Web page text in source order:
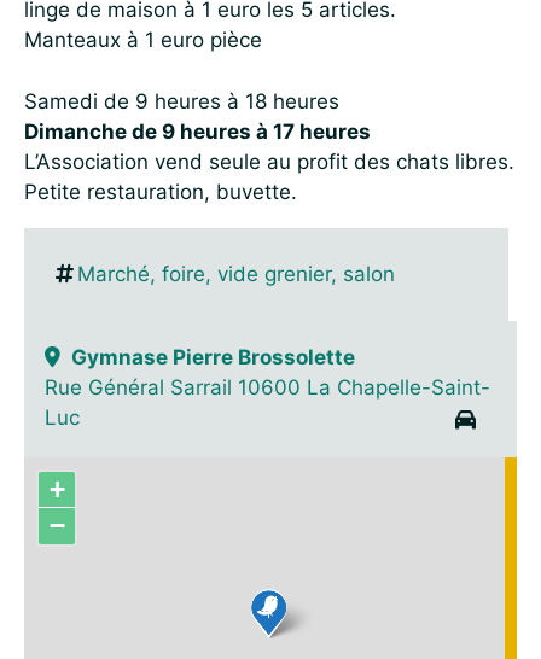
linge de maison à 1 euro les 5 articles.
Manteaux à 1 euro pièce
Samedi de 9 heures à 18 heures
Dimanche de 9 heures à 17 heures
L’Association vend seule au profit des chats libres.
Petite restauration, buvette.
Marché, foire, vide grenier, salon
Gymnase Pierre Brossolette
Rue Général Sarrail 10600 La Chapelle-Saint-
Luc
+
−